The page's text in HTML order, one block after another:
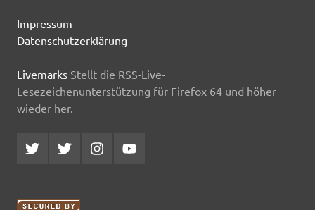
Impressum
Datenschutzerklärung
Livemarks Stellt die RSS-Live-
Lesezeichenunterstützung für Firefox 64 und höher
wieder her.
Twitter
MCDP
Twitter
Musicradiostation
InstagramYouTube